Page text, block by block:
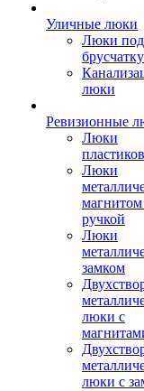
Уличные люки
Люки под
брусчатку
люки
Ревизионные
Люки
Люки
ручкой
Люки
замком
люки с
люки с